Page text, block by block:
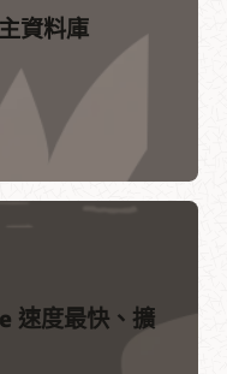
使用 Exadata Cloud
中有 9 家選擇 Oracle
(PDF)
署及其他 Oracle Cloud
訊，讓您能夠充分運用
X11M 產
Cloud@Customer
高效能，以滿足 AI 需
機器中提供高速向
資料庫
速度最快、擴